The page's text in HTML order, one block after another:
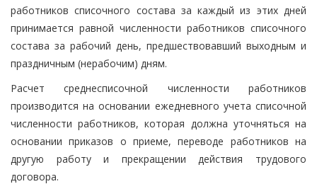
работников списочного состава за каждый из этих дней
принимается равной численности работников списочного
состава за рабочий день, предшествовавший выходным и
праздничным (нерабочим) дням.
Расчет среднесписочной численности работников
производится на основании ежедневного учета списочной
численности работников, которая должна уточняться на
основании приказов о приеме, переводе работников на
другую работу и прекращении действия трудового
договора.